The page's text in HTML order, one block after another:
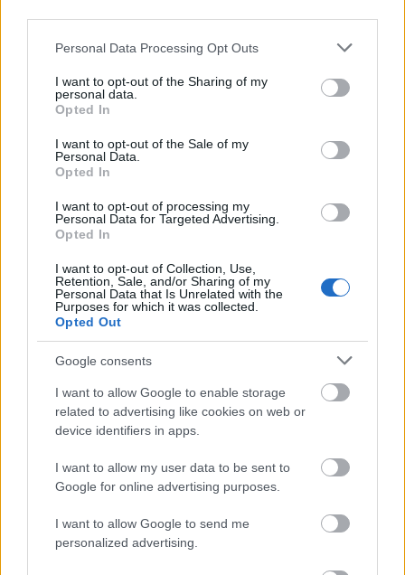
Please note that this website/app uses one or more Google
not limited to your visit or usage behaviour. You may click to
grant or deny consent to Google and its third-party tags to
use your data for below specified purposes in below Google
consent section.
Personal Data Processing Opt Outs
I want to opt-out of the Sharing of my
personal data.
Opted In
I want to opt-out of the Sale of my
Personal Data.
Opted In
I want to opt-out of processing my
Personal Data for Targeted Advertising.
Opted In
I want to opt-out of Collection, Use,
Retention, Sale, and/or Sharing of my
Personal Data that Is Unrelated with the
Purposes for which it was collected.
Opted Out
Google consents
I want to allow Google to enable storage
related to advertising like cookies on web or
device identifiers in apps.
I want to allow my user data to be sent to
Google for online advertising purposes.
I want to allow Google to send me
personalized advertising.
σου πρέπει να συνδεθείς